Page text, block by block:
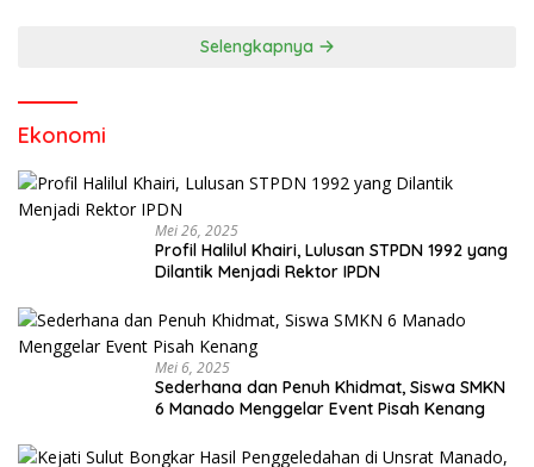
Selengkapnya
Ekonomi
Mei 26, 2025
Profil Halilul Khairi, Lulusan STPDN 1992 yang
Dilantik Menjadi Rektor IPDN
Mei 6, 2025
Sederhana dan Penuh Khidmat, Siswa SMKN
6 Manado Menggelar Event Pisah Kenang